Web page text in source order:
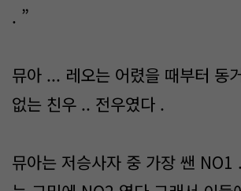
. ”
뮤아 ... 레오는 어렸을 때부터 동
없는 친우 .. 전우였다 .
뮤아는 저승사자 중 가장 쌘 NO1